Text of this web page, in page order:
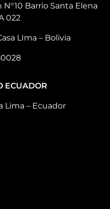
N°10 Barrio Santa Elena
022
LIma – Bolivia
ECUADOR
Lima – Ecuador